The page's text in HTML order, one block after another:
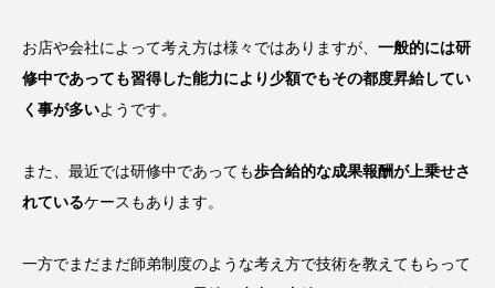
お店や会社によって考え方は様々ではありますが、 一般的には研
修中であっても習得した能力により少額でもその都度昇給してい
く事が多いようです。
また、最近では研修中であっても歩合給的な成果報酬が上乗せさ
れているケースもあります。
一方でまだまだ師弟制度のような考え方で技術を教えてもらって